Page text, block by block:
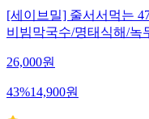
[세이브밀] 줄서서먹는
비빔막국수/명태식해/녹
26,000원
43%14,900원